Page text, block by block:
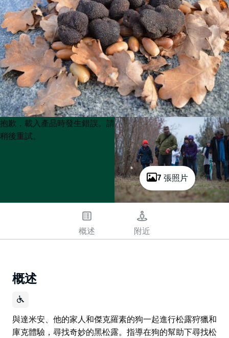
7 張照片
Product
List
Product
List
抱歉，載入產品時發生錯誤。請
稍後重試。
概述 附近
概述
與達米安、他的家人和傑克羅素的狗一起進行松露狩獵和
庫克體驗，尋找奇妙的黑松露。指導在狗的幫助下尋找松